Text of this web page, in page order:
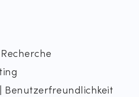
Benutzerfreundlichkeit